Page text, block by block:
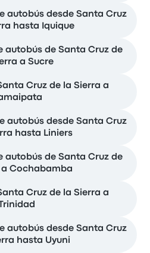
autobús desde Santa Cruz
hasta Iquique
autobús de Santa Cruz de
a Sucre
Cruz de la Sierra a
autobús desde Santa Cruz
hasta Liniers
autobús de Santa Cruz de
a Cochabamba
Cruz de la Sierra a
autobús desde Santa Cruz
hasta Uyuni